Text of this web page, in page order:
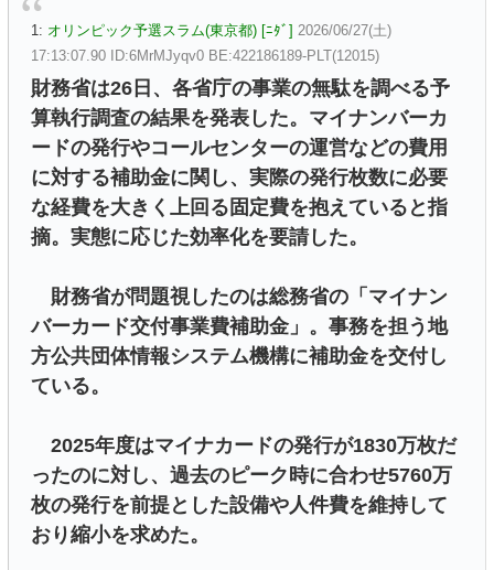
1: オリンピック予選スラム(東京都) [ﾆﾀﾞ] 2026/06/27(土)
17:13:07.90 ID:6MrMJyqv0 BE:422186189-PLT(12015)
財務省は26日、各省庁の事業の無駄を調べる予
算執行調査の結果を発表した。マイナンバーカ
ードの発行やコールセンターの運営などの費用
に対する補助金に関し、実際の発行枚数に必要
な経費を大きく上回る固定費を抱えていると指
摘。実態に応じた効率化を要請した。
財務省が問題視したのは総務省の「マイナン
バーカード交付事業費補助金」。事務を担う地
方公共団体情報システム機構に補助金を交付し
ている。
2025年度はマイナカードの発行が1830万枚だ
ったのに対し、過去のピーク時に合わせ5760万
枚の発行を前提とした設備や人件費を維持して
おり縮小を求めた。